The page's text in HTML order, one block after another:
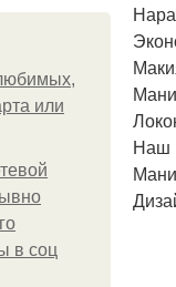
или
в соц
Наш